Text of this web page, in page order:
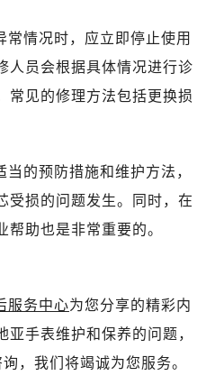
常情况时，应立即停止使用
人员会根据具体情况进行诊
常见的修理方法包括更换损
的预防措施和维护方法，
受损的问题发生。同时，在
助也是非常重要的。
服务中心为您分享的精彩内
手表维护和保养的问题，
，我们将竭诚为您服务。